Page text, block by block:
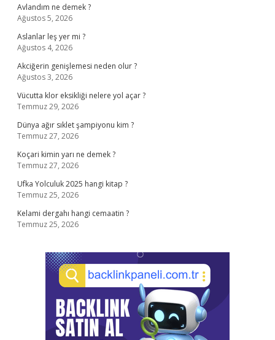
Avlandım ne demek ?
Ağustos 5, 2026
Aslanlar leş yer mi ?
Ağustos 4, 2026
Akciğerin genişlemesi neden olur ?
Ağustos 3, 2026
Vücutta klor eksikliği nelere yol açar ?
Temmuz 29, 2026
Dünya ağır sıklet şampiyonu kim ?
Temmuz 27, 2026
Koçari kimin yarı ne demek ?
Temmuz 27, 2026
Ufka Yolculuk 2025 hangi kitap ?
Temmuz 25, 2026
Kelami dergahı hangi cemaatin ?
Temmuz 25, 2026